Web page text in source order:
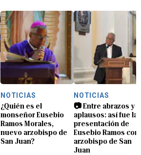
NOTICIAS
¿Quién es el
monseñor Eusebio
Ramos Morales,
nuevo arzobispo de
San Juan?
NOTICIAS
📷 Entre abrazos y
aplausos: así fue la
presentación de
Eusebio Ramos
arzobispo de San
Juan